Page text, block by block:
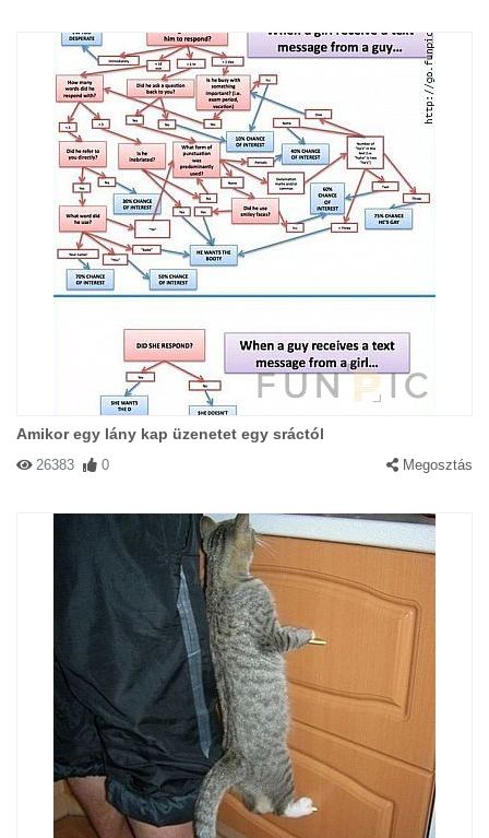
Amikor egy lány kap üzenetet egy sráctól
26383 0 Megosztás